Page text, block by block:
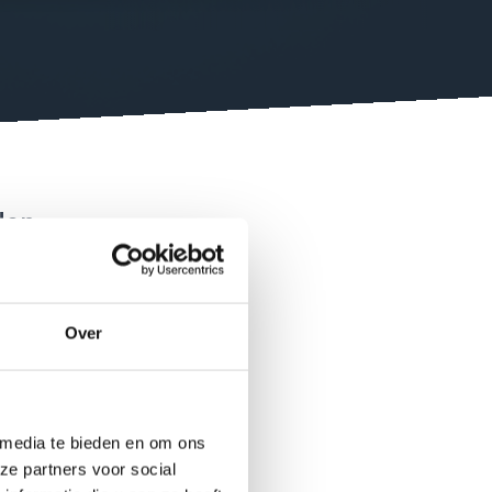
Over
te bieden en om ons
partners voor social
12